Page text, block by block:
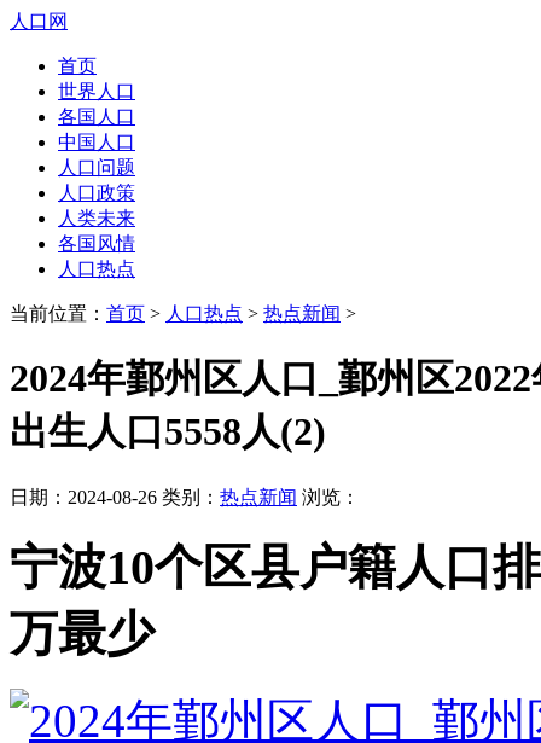
人口网
首页
世界人口
各国人口
中国人口
人口问题
人口政策
人类未来
各国风情
人口热点
当前位置： 首页 > 人口热点 > 热点新闻 >
2024年鄞州区人口_鄞州区
出生人口5558人(2)
日期：2024-08-26 类别： 热点新闻 浏览：
宁波10个区县户籍人口
万最少